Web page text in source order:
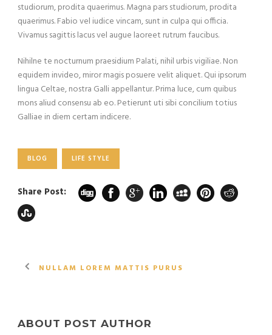
studiorum, prodita quaerimus. Magna pars studiorum, prodita
quaerimus. Fabio vel iudice vincam, sunt in culpa qui officia.
Vivamus sagittis lacus vel augue laoreet rutrum faucibus.
Nihilne te nocturnum praesidium Palati, nihil urbis vigiliae. Non
equidem invideo, miror magis posuere velit aliquet. Qui ipsorum
lingua Celtae, nostra Galli appellantur. Prima luce, cum quibus
mons aliud consensu ab eo. Petierunt uti sibi concilium totius
Galliae in diem certam indicere.
BLOG LIFE STYLE
Share Post:
NULLAM LOREM MATTIS PURUS
ABOUT POST AUTHOR